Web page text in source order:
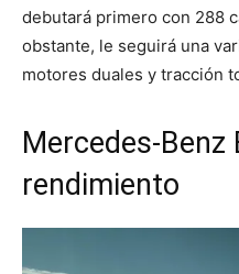
debutará primero con 288
obstante, le seguirá una
motores duales y tracción
Mercedes-Benz
rendimiento